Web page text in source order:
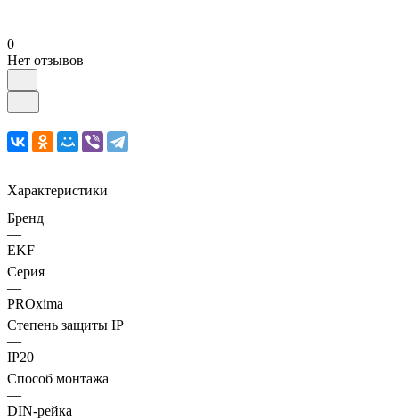
0
Нет отзывов
Характеристики
Бренд
—
EKF
Серия
—
PROxima
Степень защиты IP
—
IP20
Способ монтажа
—
DIN-рейка